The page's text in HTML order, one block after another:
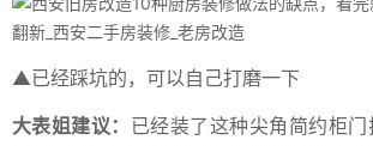
▲已经踩坑的，可以自己打磨一下
大表姐建议： 已经装了这种尖角简约柜